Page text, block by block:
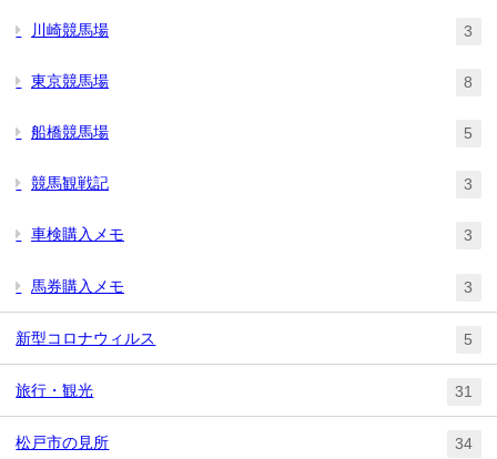
川崎競馬場 3
東京競馬場 8
船橋競馬場 5
競馬観戦記 3
車検購入メモ 3
馬券購入メモ 3
新型コロナウィルス 5
旅行・観光 31
松戸市の見所 34